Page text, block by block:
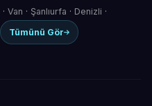
· Van · Şanlıurfa · Denizli ·
Tümünü Gör